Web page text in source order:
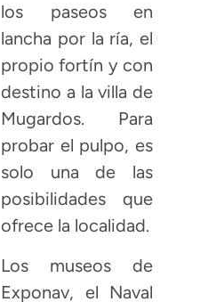
los paseos en
lancha por la ría, el
propio fortín y con
destino a la villa de
Mugardos. Para
probar el pulpo, es
solo una de las
posibilidades que
ofrece la localidad.
Los museos de
Exponav, el Naval